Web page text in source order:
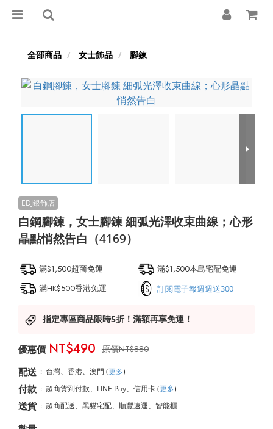
全部商品 女士飾品 腳鍊
白鋼腳鍊，女士腳鍊 細弧光澤收束曲線；心形
晶點悄然告白（4169）
滿$1,500超商免運
滿$1,500本島宅配免運
滿HK$500香港免運
訂閱電子報週週送300
指定專區商品限時5折！滿額再享免運！
NT$880
NT$490
配送 : 台灣、香港、澳門 (更多)
付款 : 超商貨到付款、LINE Pay、信用卡(更多)
送貨 : 超商配送、黑貓宅配、順豐速運、智能櫃